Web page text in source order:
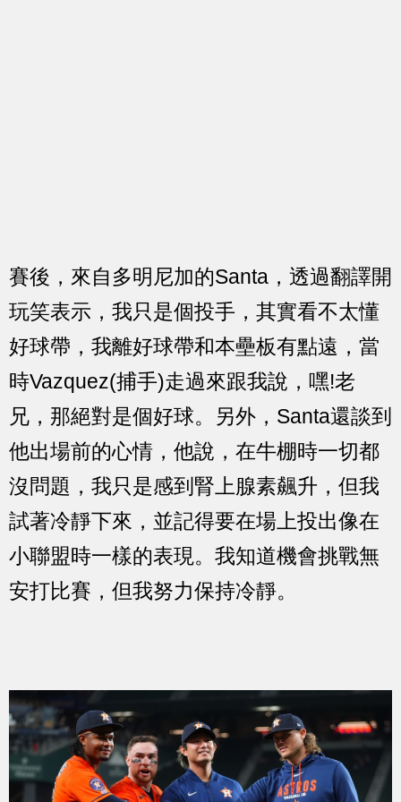
賽後，來自多明尼加的Santa，透過翻譯開
玩笑表示，我只是個投手，其實看不太懂
好球帶，我離好球帶和本壘板有點遠，當
時Vazquez(捕手)走過來跟我說，嘿!老
兄，那絕對是個好球。另外，Santa還談到
他出場前的心情，他說，在牛棚時一切都
沒問題，我只是感到腎上腺素飆升，但我
試著冷靜下來，並記得要在場上投出像在
小聯盟時一樣的表現。我知道機會挑戰無
安打比賽，但我努力保持冷靜。